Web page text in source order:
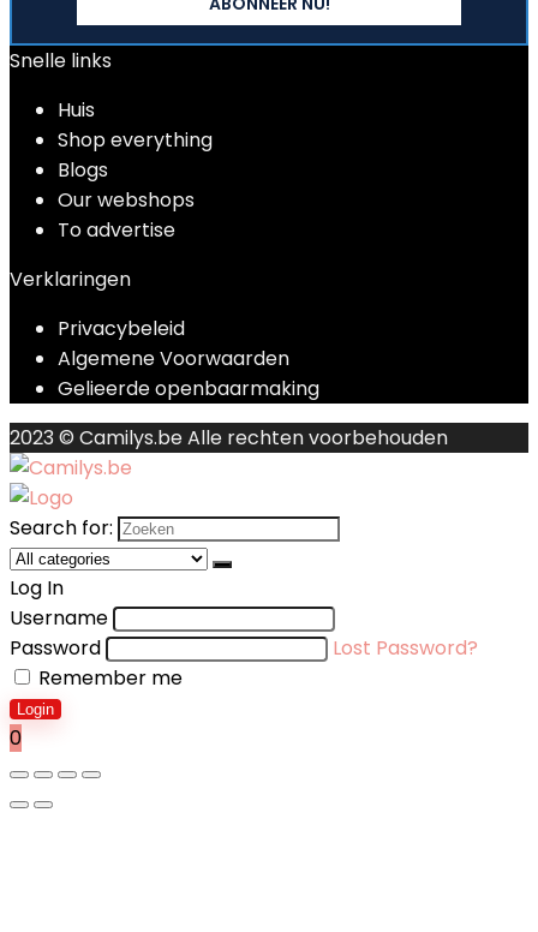
Snelle links
Huis
Shop everything
Blogs
Our webshops
To advertise
Verklaringen
Privacybeleid
Algemene Voorwaarden
Gelieerde openbaarmaking
2023 © Camilys.be Alle rechten voorbehouden
Search for:
Log In
Username
Password
Lost Password?
Remember me
Login
0